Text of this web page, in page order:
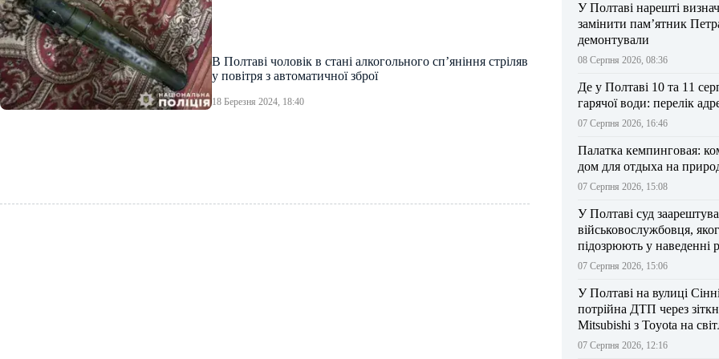
В Полтаві чоловік в стані алкогольного сп’яніння стріляв
у повітря з автоматичної зброї
18 Березня 2024, 18:40
У Полтаві нарешті
замінити пам’ятник
демонтували
08 Серпня 2026, 08:36
Де у Полтаві 10 та 11
гарячої води: перелік
07 Серпня 2026, 16:46
Палатка кемпинговая:
дом для отдыха на
07 Серпня 2026, 15:08
У Полтаві суд
військовослужбовця,
підозрюють у наведенні
БпЛА на власний
07 Серпня 2026, 15:06
У Полтаві на вулиці
потрійна ДТП через
Mitsubishi з Toyota на
07 Серпня 2026, 12:16